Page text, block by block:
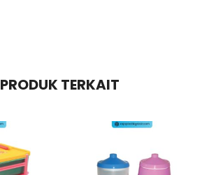
PRODUK TERKAIT